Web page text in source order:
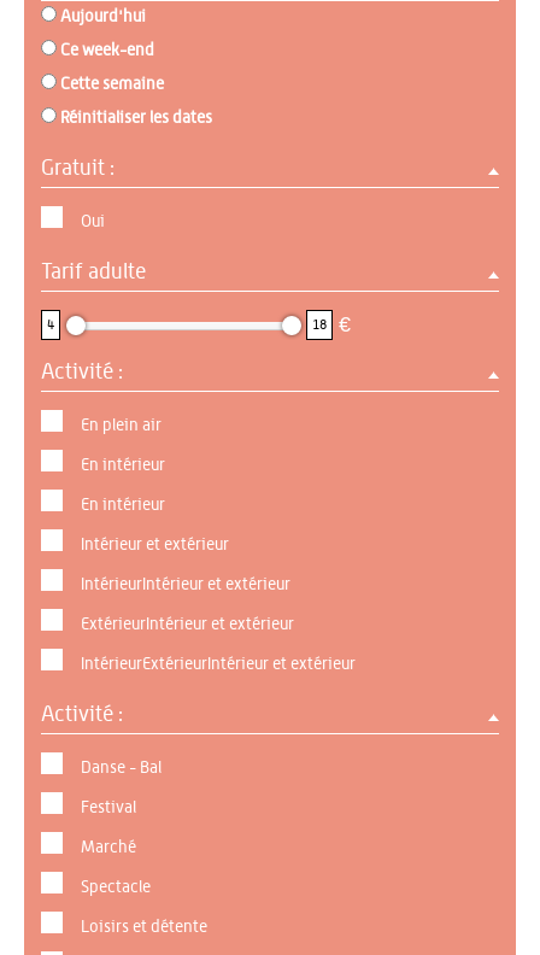
Aujourd'hui
Ce week-end
Cette semaine
Réinitialiser les dates
Gratuit :
Oui
Tarif adulte
4 18 €
Activité :
En plein air
En intérieur
En intérieur
Intérieur et extérieur
IntérieurIntérieur et extérieur
ExtérieurIntérieur et extérieur
IntérieurExtérieurIntérieur et extérieur
Activité :
Danse - Bal
Festival
Marché
Spectacle
Loisirs et détente